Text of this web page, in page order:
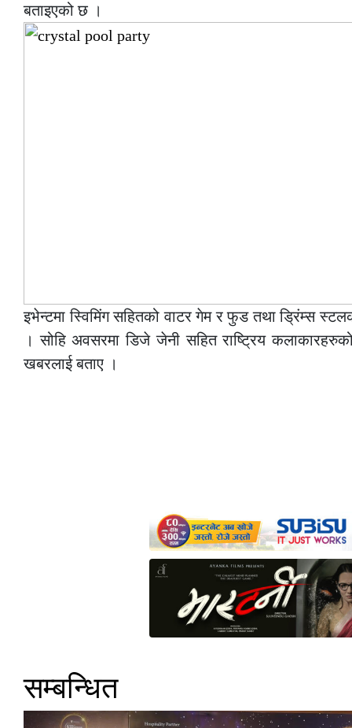
बताइएको छ ।
इभेन्टमा स्विमिंग सहितको वाटर गेम र फुड तथा ड्रिंम्स
। सोहि अवसरमा डिजे जेनी सहित राष्ट्रिय
खबरलाई बताए ।
सम्बन्धित